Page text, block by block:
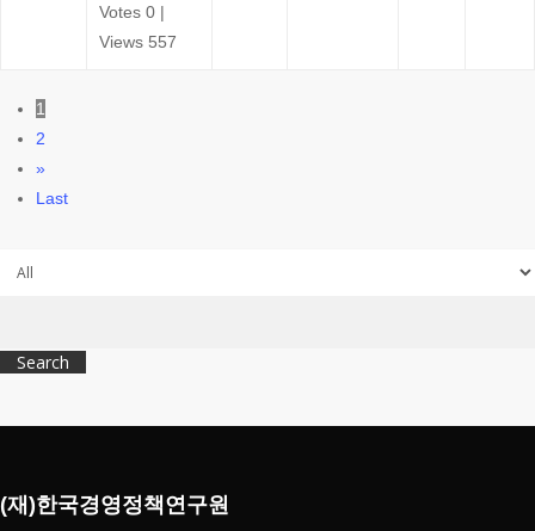
Votes 0 |
Views 557
1
2
»
Last
Search
(재)한국경영정책연구원